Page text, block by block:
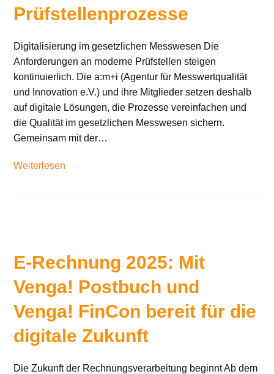
Prüfstellenprozesse
Digitalisierung im gesetzlichen Messwesen Die
Anforderungen an moderne Prüfstellen steigen
kontinuierlich. Die a:m+i (Agentur für Messwertqualität
und Innovation e.V.) und ihre Mitglieder setzen deshalb
auf digitale Lösungen, die Prozesse vereinfachen und
die Qualität im gesetzlichen Messwesen sichern.
Gemeinsam mit der…
Weiterlesen
E-Rechnung 2025: Mit
Venga! Postbuch und
Venga! FinCon bereit für die
digitale Zukunft
Die Zukunft der Rechnungsverarbeitung beginnt Ab dem